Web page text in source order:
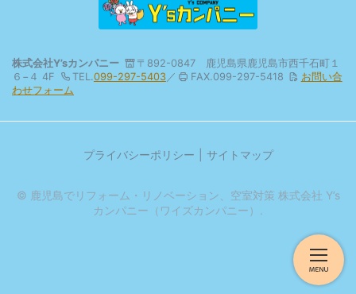
株式会社Y’sカンパニー
〒892-0847 鹿児島県鹿児島市西千石町１
６−４ 4F
TEL.099-297-5403／ FAX.099-297-5418
お問い合
わせフォーム
プライバシーポリシー サイトマップ
© 鹿児島でリフォーム・リノベーション、空室対策 株式会社 Y’s
カンパニー（ワイズカンパニー）.